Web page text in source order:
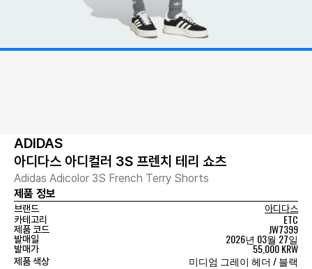
ADIDAS
아디다스 아디컬러 3S 프렌치 테리 쇼츠
Adidas Adicolor 3S French Terry Shorts
제품 정보
브랜드
아디다스
카테고리
ETC
제품 코드 JW7399
발매일 2026년 03월 27일
발매가 55,000 KRW
제품 색상 미디엄 그레이 헤더 / 블랙